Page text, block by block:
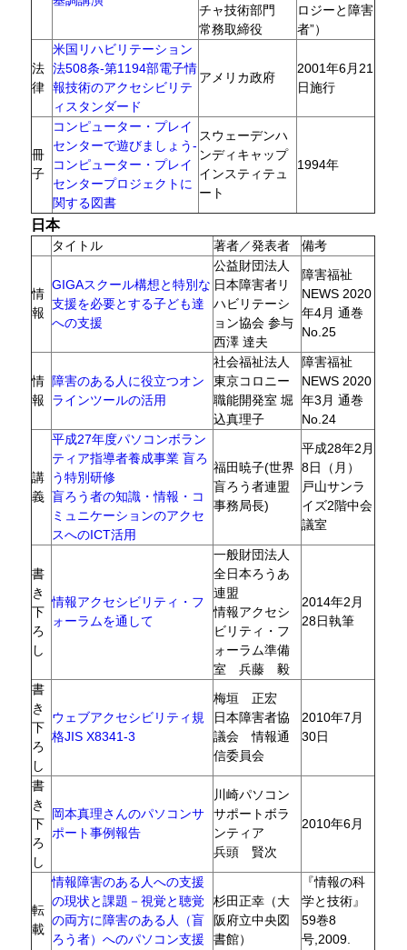
チャ技術部門
常務取締役
ロジーと障害
者”）
法
律
米国リハビリテーション
法508条-第1194部電子情
報技術のアクセシビリテ
ィスタンダード
アメリカ政府
2001年6月21
日施行
冊
子
コンピューター・プレイ
センターで遊びましょう-
コンピューター・プレイ
センタープロジェクトに
関する図書
スウェーデンハ
ンディキャップ
インスティテュ
ート
1994年
日本
タイトル 著者／発表者 備考
情
報
GIGAスクール構想と特別な
支援を必要とする子ども達
への支援
公益財団法人
日本障害者リ
ハビリテーシ
ョン協会 参与
西澤 達夫
障害福祉
NEWS 2020
年4月 通巻
No.25
情
報
障害のある人に役立つオン
ラインツールの活用
社会福祉法人
東京コロニー
職能開発室 堀
込真理子
障害福祉
NEWS 2020
年3月 通巻
No.24
講
義
平成27年度パソコンボラン
ティア指導者養成事業 盲ろ
う特別研修
盲ろう者の知識・情報・コ
ミュニケーションのアクセ
スへのICT活用
福田暁子(世界
盲ろう者連盟
事務局長)
平成28年2月
8日（月）
戸山サンラ
イズ2階中会
議室
書
き
下
ろ
し
情報アクセシビリティ・フ
ォーラムを通して
一般財団法人
全日本ろうあ
連盟
情報アクセシ
ビリティ・フ
ォーラム準備
室 兵藤 毅
2014年2月
28日執筆
書
き
下
ろ
し
ウェブアクセシビリティ規
格JIS X8341-3
梅垣 正宏
日本障害者協
議会 情報通
信委員会
2010年7月
30日
書
き
下
ろ
し
岡本真理さんのパソコンサ
ポート事例報告
川崎パソコン
サポートボラ
ンティア
兵頭 賢次
2010年6月
転
載
情報障害のある人への支援
の現状と課題－視覚と聴覚
の両方に障害のある人（盲
ろう者）へのパソコン支援
杉田正幸（大
阪府立中央図
書館）
『情報の科
学と技術』
59巻8
号,2009.